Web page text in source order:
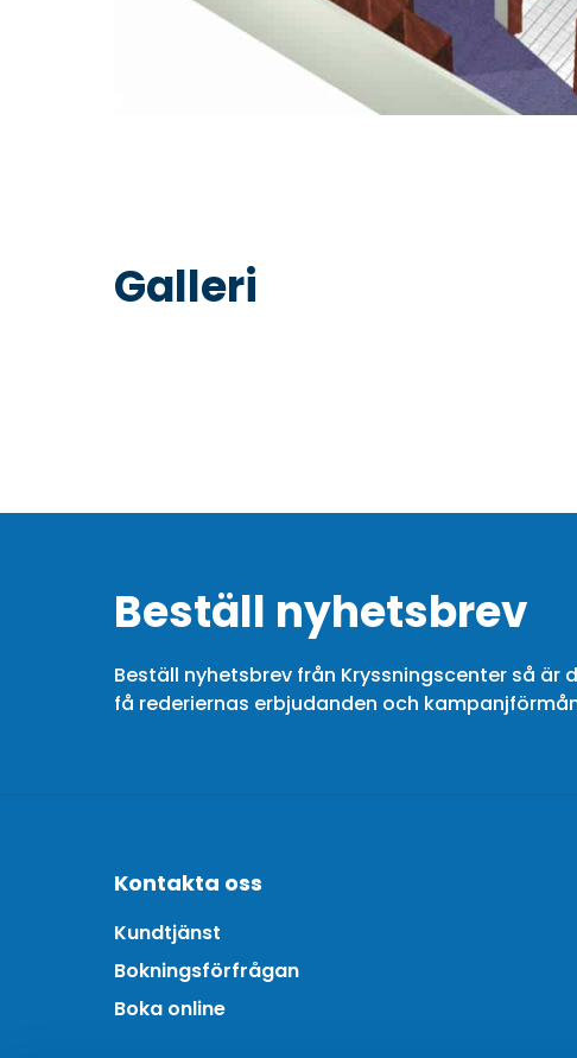
Galleri
Beställ nyhetsbrev
Beställ nyhetsbrev från Kryssningscenter så är
få rederiernas erbjudanden och
Kontakta oss
Kundtjänst
Bokningsförfrågan
Boka online